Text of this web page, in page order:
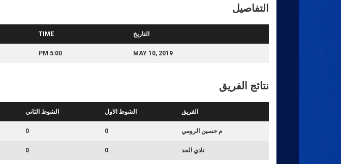
التفاصيل
التاريخ TIME
MAY 10, 2019
5:00 PM
نتائج الفريق
الفريق الشوط الاول الشوط الثاني
م حسين الرومي 0
0
نادي الحد 0
0